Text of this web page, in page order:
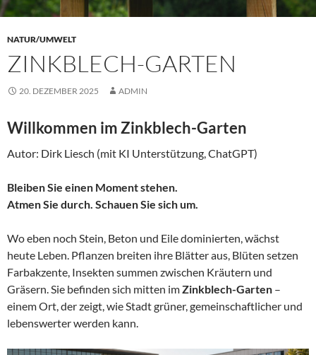
NATUR/UMWELT
ZINKBLECH-GARTEN
20. DEZEMBER 2025 ADMIN
Willkommen im Zinkblech-Garten
Autor: Dirk Liesch (mit KI Unterstützung, ChatGPT)
Bleiben Sie einen Moment stehen.
Atmen Sie durch. Schauen Sie sich um.
Wo eben noch Stein, Beton und Eile dominierten, wächst
heute Leben. Pflanzen breiten ihre Blätter aus, Blüten setzen
Farbakzente, Insekten summen zwischen Kräutern und
Gräsern. Sie befinden sich mitten imZinkblech-Garten –
einem Ort, der zeigt, wie Stadt grüner, gemeinschaftlicher und
lebenswerter werden kann.